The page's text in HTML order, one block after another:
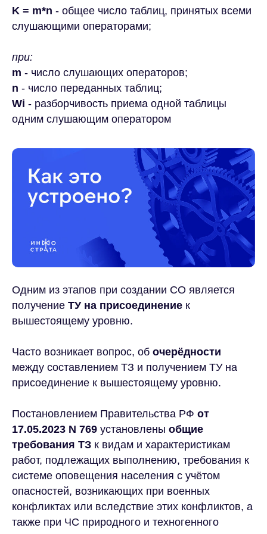
K = m*n - общее число таблиц, принятых всеми
слушающими операторами;
при:
m - число слушающих операторов;
n - число переданных таблиц;
Wi - разборчивость приема одной таблицы
одним слушающим оператором
Одним из этапов при создании СО является
получение ТУ на присоединение к
вышестоящему уровню.
Часто возникает вопрос, об очерёдности
между составлением ТЗ и получением ТУ на
присоединение к вышестоящему уровню.
Постановлением Правительства РФ от
17.05.2023 N 769 установлены общие
требования ТЗ к видам и характеристикам
работ, подлежащих выполнению, требования к
системе оповещения населения с учётом
опасностей, возникающих при военных
конфликтах или вследствие этих конфликтов, а
также при ЧС природного и техногенного